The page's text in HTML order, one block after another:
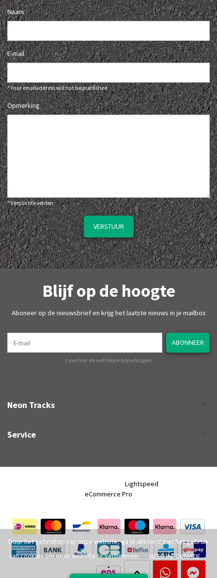
Naam
E-mail
* Your emailaddress will not be published
Opmerking
* Verplichte velden
VERSTUUR
Blijf op de hoogte
Aboneer op de nieuwsbrief en krijg het laatste nieuws in je mailbox
ABONNEER
Lees hier de wettelijke beperkingen
Neon Tracks
Service
Lightspeed
eCommerce Pro
Door het gebruiken van onze website, ga je akkoord met het gebruik
van cookies om onze website te verbeteren.
MEER INFORMATIE